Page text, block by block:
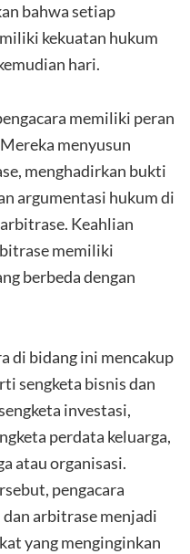
bahwa setiap
kekuatan hukum
hari.
memiliki peran
menyusun
menghadirkan bukti
argumentasi hukum di
Keahlian
memiliki
berbeda dengan
di bidang ini mencakup
sengketa bisnis dan
investasi,
perdata keluarga,
atau organisasi.
pengacara
dan arbitrase menjadi
yang menginginkan